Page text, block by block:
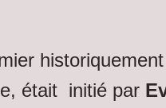
était initié par